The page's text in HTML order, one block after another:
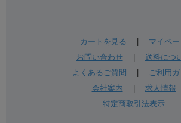
カートを見る
マイペー
お問い合わせ| 送料につ
よくあるご質問
ご利用
会社案内
求人情報
特定商取引法表示